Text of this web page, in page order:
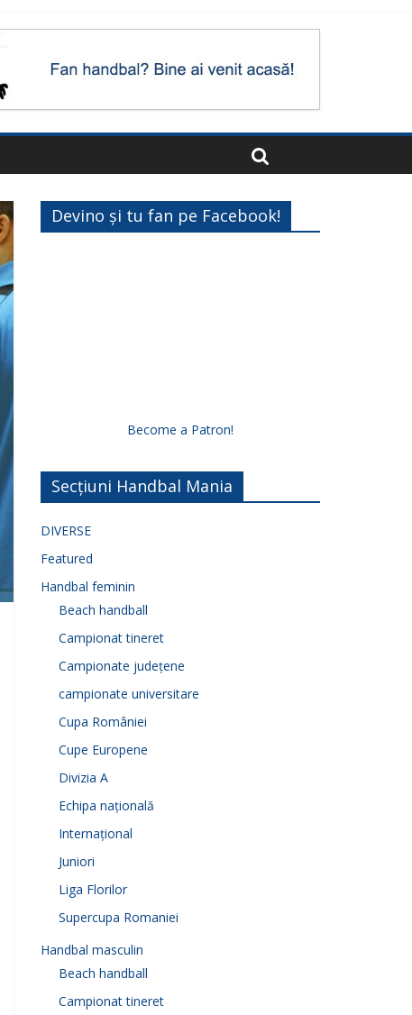
Devino și tu fan pe Facebook!
Become a Patron!
Secțiuni Handbal Mania
DIVERSE
Featured
Handbal feminin
Beach handball
Campionat tineret
Campionate județene
campionate universitare
Cupa României
Cupe Europene
Divizia A
Echipa națională
Internațional
Juniori
Liga Florilor
Supercupa Romaniei
Handbal masculin
Beach handball
Campionat tineret